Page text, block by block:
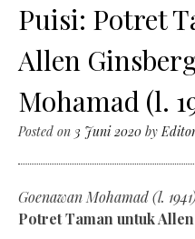
Puisi: Potret
Allen
Mohamad (l.
Posted on 3 Juni 2020 by
Goenawan Mohamad (l.
Potret Taman untuk